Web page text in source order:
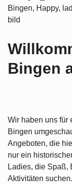
Bingen
Wir haben uns für
Bingen
Angeboten, die
nur ein
Ladies, die Spaß,
Aktivitäten